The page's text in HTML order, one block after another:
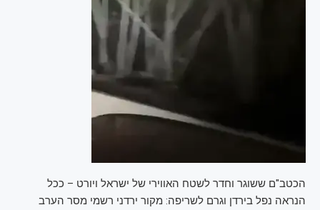
הכטב"ם ששוגר וחדר לשטח האווירי של ישראל ויורט – ככל
הנראה נפל בירדן וגרם לשריפה: מקור ירדני רשמי מסר הערב